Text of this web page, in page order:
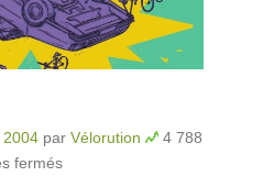
par Vélorution
4 788
fermés